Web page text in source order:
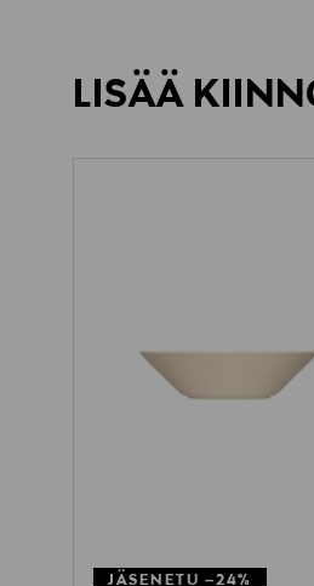
LISÄÄ
JÄSENETU –24%